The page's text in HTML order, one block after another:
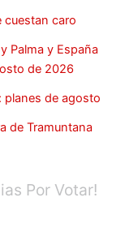
cuestan caro
Palma y España
de 2026
planes de agosto
de Tramuntana
Por Votar!